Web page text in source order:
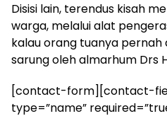
Disisi lain, terendus kisah
warga, melalui alat
kalau orang tuanya pernah
sarung oleh almarhum Drs
[contact-form][contact-
type=”name”